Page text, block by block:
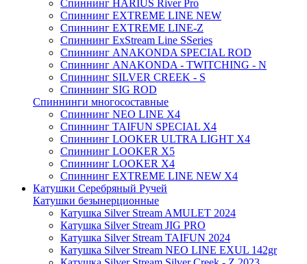
Спиннинг HARIUS River Pro
Спиннинг EXTREME LINE NEW
Спиннинг EXTREME LINE-Z
Спиннинг ExStream Line SSeries
Спиннинг ANAKONDA SPECIAL ROD
Спиннинг ANAKONDA - TWITCHING - N
Спиннинг SILVER CREEK - S
Спиннинг SIG ROD
Спиннинги многосоставные
Спиннинг NEO LINE X4
Спиннинг TAIFUN SPECIAL X4
Спиннинг LOOKER ULTRA LIGHT X4
Спиннинг LOOKER X5
Спиннинг LOOKER X4
Спиннинг EXTREME LINE NEW X4
Катушки Серебряный Ручей
Катушки безынерционные
Катушка Silver Stream AMULET 2024
Катушка Silver Stream JIG PRO
Катушка Silver Stream TAIFUN 2024
Катушка Silver Stream NEO LINE EXUL 142gr